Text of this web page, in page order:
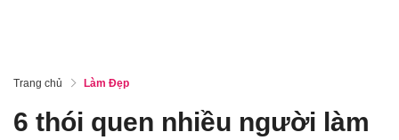
Trang chủ Làm Đẹp
6 thói quen nhiều người làm